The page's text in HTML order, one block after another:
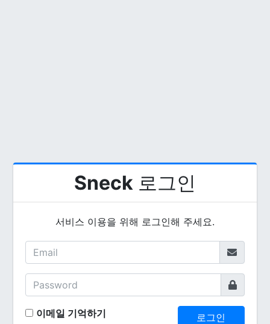
Sneck 로그인
서비스 이용을 위해 로그인해 주세요.
이메일 기억하기 로그인